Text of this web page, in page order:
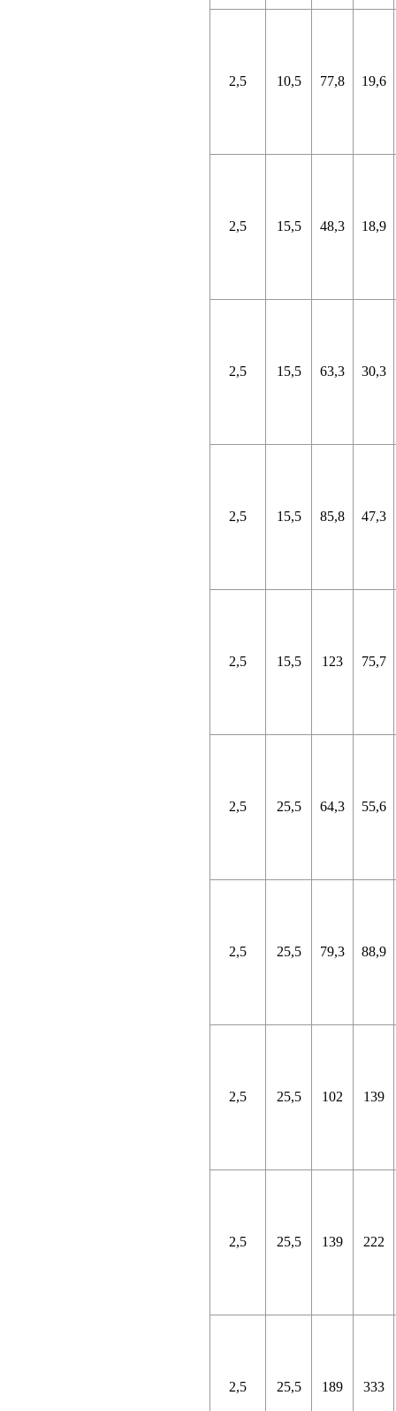
2,5 10,5 77,8 19,6
2,5 15,5 48,3 18,9
2,5 15,5 63,3 30,3
2,5 15,5 85,8 47,3
2,5 15,5 123 75,7
2,5 25,5 64,3 55,6
2,5 25,5 79,3 88,9
2,5 25,5 102 139
2,5 25,5 139 222
2,5 25,5 189 333